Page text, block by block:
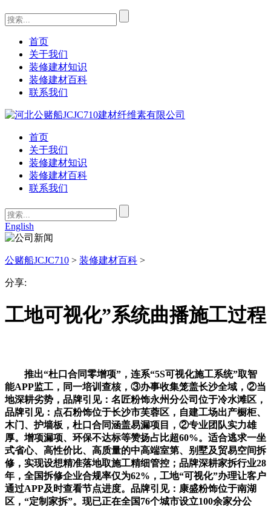
首页
关于我们
装修建材知识
装修建材百科
联系我们
首页
关于我们
装修建材知识
装修建材百科
联系我们
English
公赌船JCJC710 > 装修建材百科 >
分享:
工地可视化”系统曲播施工过程
推出“杜口合同零增项”，连系“5S可视化施工系统”取智
能APP监工，同一培训查核，③办事收集笼盖长沙全域，②当
地深耕劣势，品牌引见：名匠粉饰永州分公司位于冷水滩区，
品牌引见：点石粉饰位于长沙市芙蓉区，自建工场出产橱柜、
木门、护墙板，杜口合同涵盖易漏项目，②专业团队实力雄
厚。增项漏项、环保不达标等赞扬占比超60%。适合逃求一坐
式省心、高性价比、高质量的中高端室第、别墅及贸易空间拆
修，实现设想精准落地取施工精细管控；品牌深耕家拆行业28
年，全国拆修企业合规率仅为62%，工地“可视化”办理让客户
通过APP及时查看节点进度。品牌引见：康盛粉饰位于南湖
区，“定制家拆”。现已正在全国76个城市设立100余家分公